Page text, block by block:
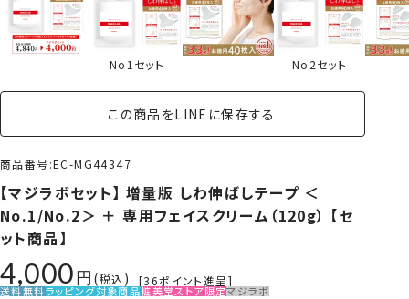
No1セット No2セット
この商品をLINEに保存する
商品番号 EC-MG44347
【マジラボセット】 増量版 しわ伸ばしテープ ＜
No.1/No.2＞ ＋ 専用フェイスクリーム（120g） 【セ
ット商品】
4,000 税込 [36ポイント進呈]
送料無料ラッピング対象商品粧美堂ストア限定マジラボ